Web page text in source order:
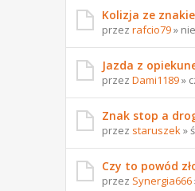
Kolizja ze
przez rafcio79»
Jazda z
przez Dami1189»
Znak stop a
przez staruszek »
Czy to powód
przez Synergia666